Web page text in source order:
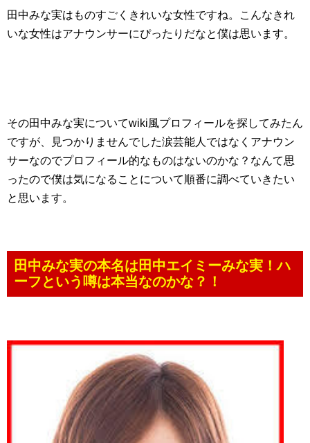
田中みな実はものすごくきれいな女性ですね。こんなきれ
いな女性はアナウンサーにぴったりだなと僕は思います。
その田中みな実についてwiki風プロフィールを探してみたん
ですが、見つかりませんでした涙芸能人ではなくアナウン
サーなのでプロフィール的なものはないのかな？なんて思
ったので僕は気になることについて順番に調べていきたい
と思います。
田中みな実の本名は田中エイミーみな実！ハ
ーフという噂は本当なのかな？！